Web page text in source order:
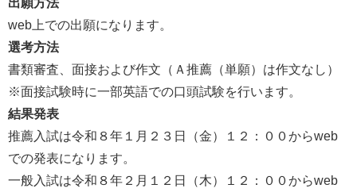
web上での出願になります。
選考方法
書類審査、面接および作文（Ａ推薦（単願）は作文なし）
※面接試験時に一部英語での口頭試験を行います。
結果発表
推薦入試は令和８年１月２３日（金）１２：００からweb
での発表になります。
一般入試は令和８年２月１２日（木）１２：００からweb